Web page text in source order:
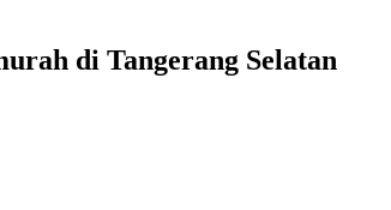
di Tangerang Selatan